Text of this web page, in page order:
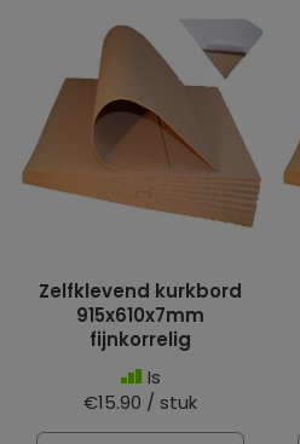
Zelfklevend kurkbord
915x610x7mm
fijnkorrelig
Is
€15.90 / stuk